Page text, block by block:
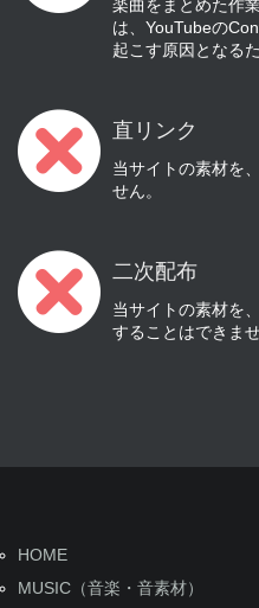
楽曲をまとめた作
は、YouTubeの
起こす原因となる
直リンク
当サイトの素材を
せん。
二次配布
当サイトの素材を
することはできませ
HOME
MUSIC（音楽・音素材）